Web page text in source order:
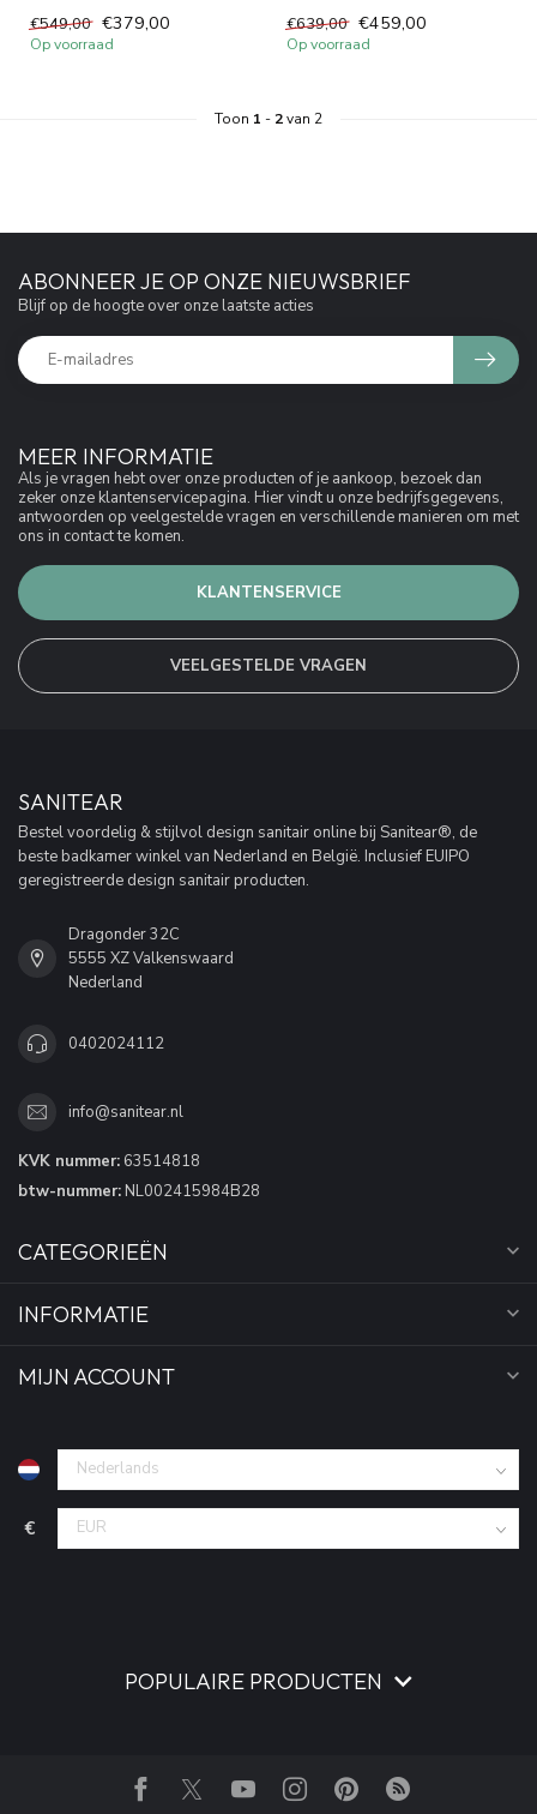
duurzame kraan van massief ...
€549,00 €379,00
Op voorraad
RVS 316 combineert
minimalistisch ...
€639,00 €459,00
Op voorraad
Toon 1 - 2van 2
MEER INFORMATIE
Als je vragen hebt over onze producten of je aankoop, bezoek dan
zeker onze klantenservicepagina. Hier vindt u onze bedrijfsgegevens,
antwoorden op veelgestelde vragen en verschillende manieren om met
ons in contact te komen.
KLANTENSERVICE
VEELGESTELDE VRAGEN
ABONNEER JE OP ONZE NIEUWSBRIEF
Blijf op de hoogte over onze laatste acties
SANITEAR
Bestel voordelig & stijlvol design sanitair online bij Sanitear®, de
beste badkamer winkel van Nederland en België. Inclusief EUIPO
geregistreerde design sanitair producten.
Dragonder 32C
5555 XZ Valkenswaard
Nederland
0402024112
info@sanitear.nl
KVK nummer: 63514818
btw-nummer: NL002415984B28
CATEGORIEËN
INFORMATIE
MIJN ACCOUNT
€
POPULAIRE PRODUCTEN